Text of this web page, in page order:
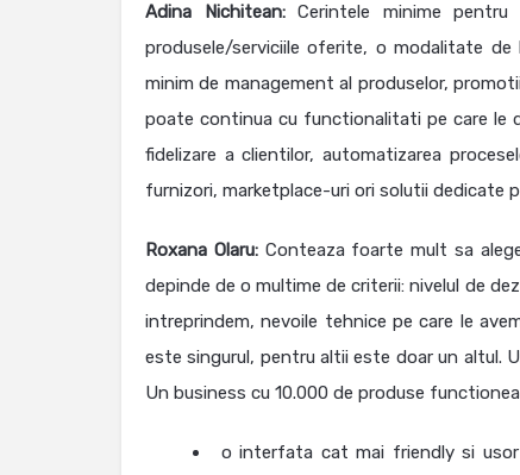
Adina Nichitean:Cerintele minime
produsele/serviciile oferite, o modalitate
minim de management al produselor,
poate continua cu functionalitati pe care le
fidelizare a clientilor, automatizarea
furnizori, marketplace-uri ori solutii dedicate
Roxana Olaru: Conteaza foarte mult sa
depinde de o multime de criterii: nivelul de
intreprindem, nevoile tehnice pe care le
este singurul, pentru altii este doar un altul.
Un business cu 10.000 de produse
o interfata cat mai friendly si